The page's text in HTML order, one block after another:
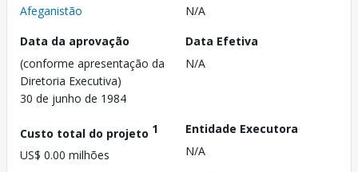
Afeganistão
N/A
Data da aprovação
(conforme apresentação da
Diretoria Executiva)
30 de junho de 1984
Data Efetiva
N/A
Custo total do projeto 1
US$ 0.00 milhões
Entidade Executora
N/A